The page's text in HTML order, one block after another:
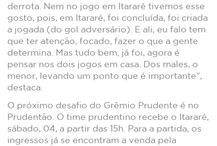
derrota. Nem no jogo em Itararé tivemos esse
gosto, pois, em Itararé, foi concluída, foi criada
a jogada (do gol adversário). E ali, eu falo tem
que ter atenção, focado, fazer o que a gente
determina. Mas tudo bem, já foi, agora é
pensar nos dois jogos em casa. Dos males, o
menor, levando um ponto que é importante”,
destaca.
O próximo desafio do Grêmio Prudente é no
Prudentão. O time prudentino recebe o Itararé,
sábado, 04, a partir das 15h. Para a partida, os
ingressos já se encontram a venda pela